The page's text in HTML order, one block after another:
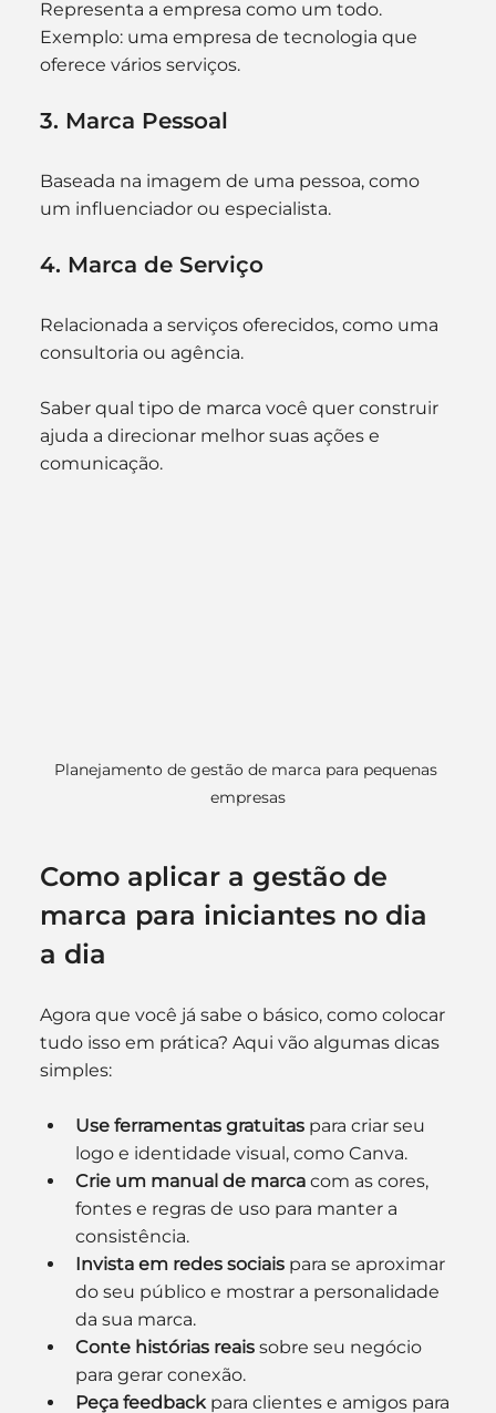
Representa a empresa como um todo.
Exemplo: uma empresa de tecnologia que
oferece vários serviços.
3. Marca Pessoal
Baseada na imagem de uma pessoa, como
um influenciador ou especialista.
4. Marca de Serviço
Relacionada a serviços oferecidos, como uma
consultoria ou agência.
Saber qual tipo de marca você quer construir
ajuda a direcionar melhor suas ações e
comunicação.
Planejamento de gestão de marca para pequenas
empresas
Como aplicar a gestão de
marca para iniciantes no dia
a dia
Agora que você já sabe o básico, como colocar
tudo isso em prática? Aqui vão algumas dicas
simples:
Use ferramentas gratuitas para criar seu
logo e identidade visual, como Canva.
Crie um manual de marca com as cores,
fontes e regras de uso para manter a
consistência.
Invista em redes sociais para se aproximar
do seu público e mostrar a personalidade
da sua marca.
Conte histórias reais sobre seu negócio
para gerar conexão.
Peça feedback para clientes e amigos para